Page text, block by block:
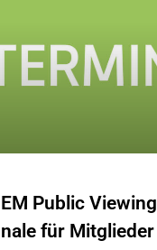
Public Viewing
für Mitglieder